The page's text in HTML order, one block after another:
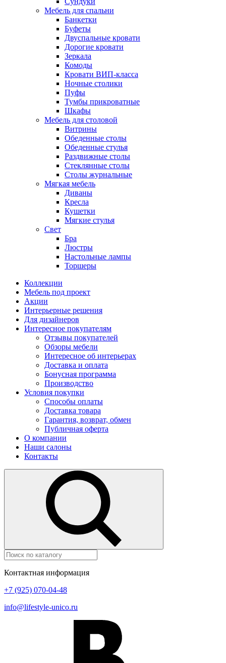
Мебель для спальни
Банкетки
Буфеты
Двуспальные кровати
Дорогие кровати
Зеркала
Комоды
Кровати ВИП-класса
Ночные столики
Пуфы
Тумбы прикроватные
Шкафы
Мебель для столовой
Витрины
Обеденные столы
Обеденные стулья
Раздвижные столы
Стеклянные столы
Столы журнальные
Мягкая мебель
Диваны
Кресла
Кушетки
Мягкие стулья
Свет
Бра
Люстры
Настольные лампы
Торшеры
Коллекции
Мебель под проект
Акции
Интерьерные решения
Для дизайнеров
Интересное покупателям
Отзывы покупателей
Обзоры мебели
Интересное об интерьерах
Доставка и оплата
Бонусная программа
Производство
Условия покупки
Способы оплаты
Доставка товара
Гарантия, возврат, обмен
Публичная оферта
О компании
Наши салоны
Контакты
Контактная информация
+7 (925) 070-04-48
info@lifestyle-unico.ru